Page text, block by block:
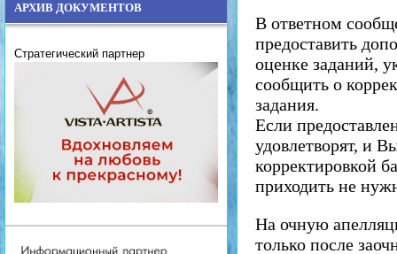
АРХИВ ДОКУМЕНТОВ
Стратегический партнер
В ответном
предоставить
оценке заданий,
сообщить о
задания.
Если
удовлетворят, и
корректировкой
приходить не
На очную
только после